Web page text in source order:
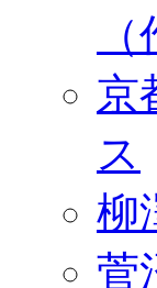
京
ス
柳
菅